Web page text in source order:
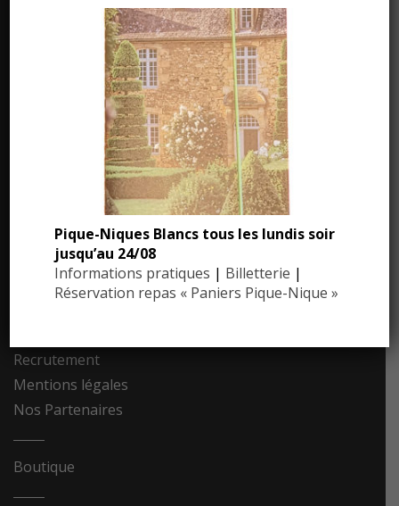
24590 Salignac-Eyvigues
Dordogne – Périgord
Téléphone : 05.53.28.99.71
Email : contact@eyrignac.com
ESPACE PRESSE
Dossier de presse
Communiqués de presse
Photothèque
Recrutement
Mentions légales
Nos Partenaires
Boutique
Pique-Niques Blancs tous les lundis soir
jusqu’au 24/08
Informations pratiques | Billetterie |
Réservation repas « Paniers Pique-Nique »